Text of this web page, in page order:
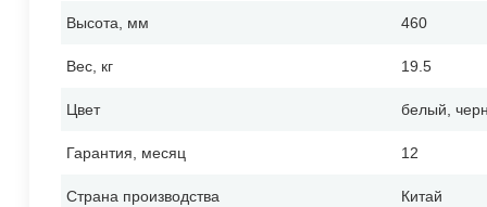
Высота, мм 460
Вес, кг 19.5
Цвет белый,
Гарантия, месяц 12
Страна производства Китай